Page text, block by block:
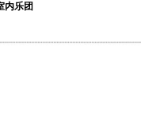
内乐团
1048